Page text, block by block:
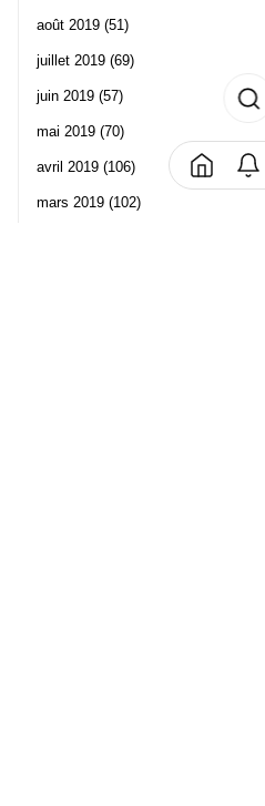
août 2019 (51)
juillet 2019 (69)
juin 2019 (57)
mai 2019 (70)
avril 2019 (106)
mars 2019 (102)